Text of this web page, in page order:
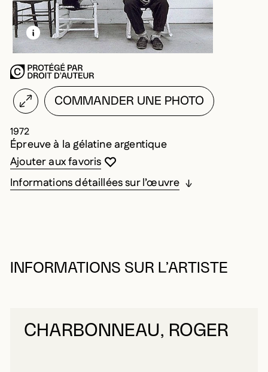
EN SAVOIR PLUS SUR CETTE IMAGE
OUVRIR LA MODALE
COMMANDER UNE PHOTO
1972
Épreuve à la gélatine argentique
Vous devez être connecté pour ajouter
Fermer la modale
Ouvrir la modale
Ajouter aux favoris
Informations détaillées sur l’œuvre
INFORMATIONS SUR L’ARTISTE
CHARBONNEAU, ROGER